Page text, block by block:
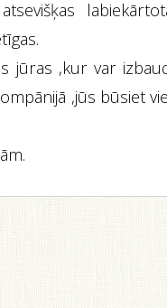
jūras ,kur var
,jūs būsiet